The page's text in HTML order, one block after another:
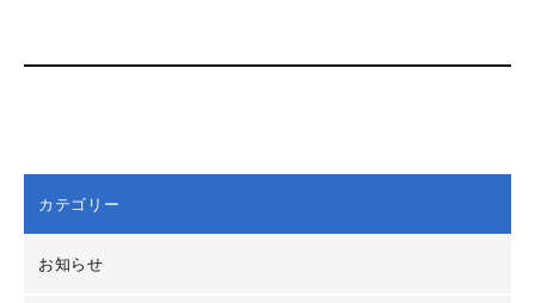
カテゴリー
お知らせ